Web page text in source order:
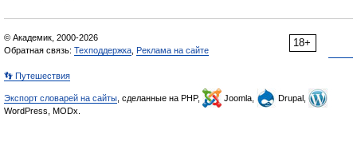
18+
© Академик, 2000-2026
Обратная связь: Техподдержка Реклама на сайте
👣 Путешествия
Экспорт словарей на сайты , сделанные на PHP, Joomla,
Drupal,
WordPress, MODx.